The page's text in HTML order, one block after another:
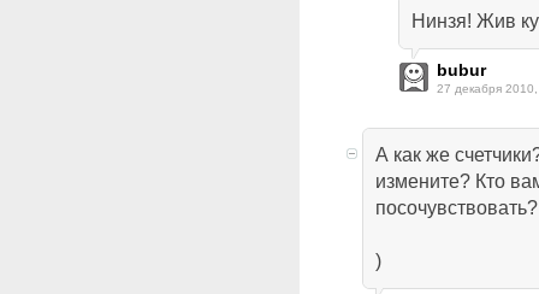
Нинзя! Жив
bubur
27 декабря
А как же
измените? Кто
)